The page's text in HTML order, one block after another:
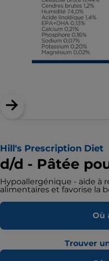
Hill's Prescription Diet
d/d - Pâtée
Hypoallergénique - aide à
alimentaires et favorise la
Où
Trouver